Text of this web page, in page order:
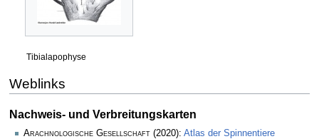
Tibialapophyse
Weblinks
Nachweis- und Verbreitungskarten
Arachnologische Gesellschaft (2020): Atlas der Spinnentiere